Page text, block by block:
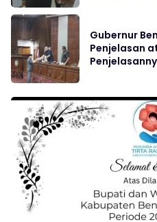
Gubernur
Penjelasan